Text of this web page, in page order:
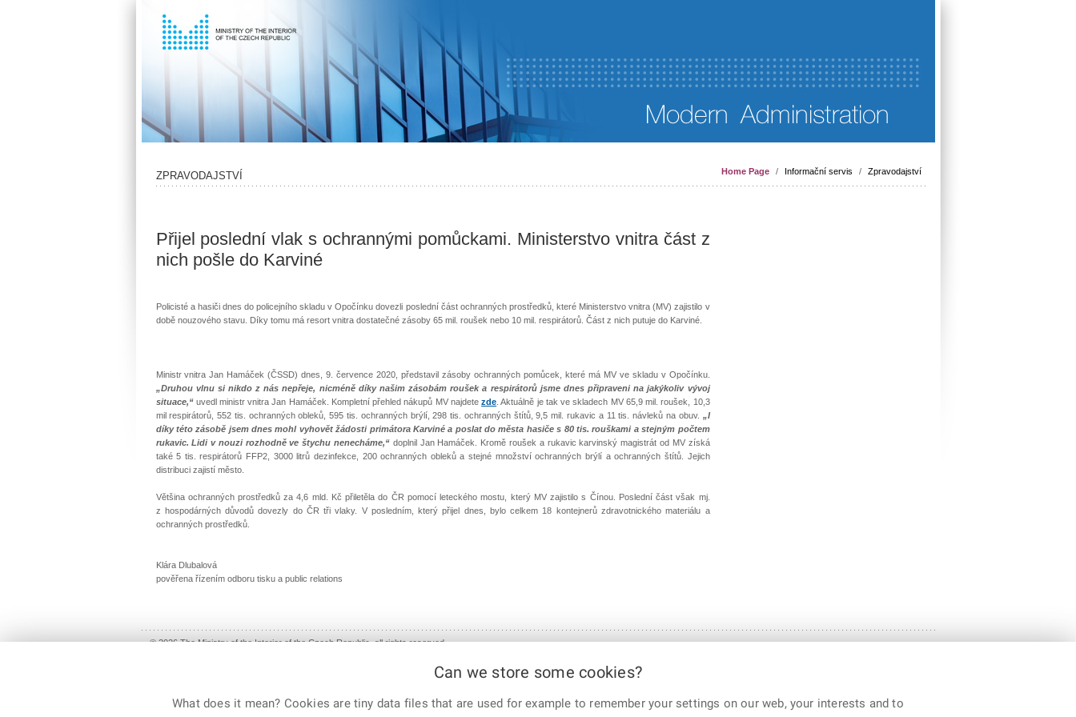
Home Page / Informační servis / Zpravodajství
ZPRAVODAJSTVÍ
Přijel poslední vlak s ochrannými pomůckami. Ministerstvo vnitra část z
nich pošle do Karviné
Policisté a hasiči dnes do policejního skladu v Opočínku dovezli poslední část ochranných prostředků, které Ministerstvo vnitra (MV) zajistilo v
době nouzového stavu. Díky tomu má resort vnitra dostatečné zásoby 65 mil. roušek nebo 10 mil. respirátorů. Část z nich putuje do Karviné.
Ministr vnitra Jan Hamáček (ČSSD) dnes, 9. července 2020, představil zásoby ochranných pomůcek, které má MV ve skladu v Opočínku.
„Druhou vlnu si nikdo z nás nepřeje, nicméně díky našim zásobám roušek a respirátorů jsme dnes připraveni na jakýkoliv vývoj
situace,“ uvedl ministr vnitra Jan Hamáček. Kompletní přehled nákupů MV najdetezde . Aktuálně je tak ve skladech MV 65,9 mil. roušek, 10,3
mil respirátorů, 552 tis. ochranných obleků, 595 tis. ochranných brýlí, 298 tis. ochranných štítů, 9,5 mil. rukavic a 11 tis. návleků na obuv. „I
díky této zásobě jsem dnes mohl vyhovět žádosti primátora Karviné a poslat do města hasiče s 80 tis. rouškami a stejným počtem
rukavic. Lidi v nouzi rozhodně ve štychu nenecháme,“ doplnil Jan Hamáček. Kromě roušek a rukavic karvinský magistrát od MV získá
také 5 tis. respirátorů FFP2, 3000 litrů dezinfekce, 200 ochranných obleků a stejné množství ochranných brýlí a ochranných štítů. Jejich
distribuci zajistí město.
Většina ochranných prostředků za 4,6 mld. Kč přiletěla do ČR pomocí leteckého mostu, který MV zajistilo s Čínou. Poslední část však mj.
z hospodárných důvodů dovezly do ČR tři vlaky. V posledním, který přijel dnes, bylo celkem 18 kontejnerů zdravotnického materiálu a
ochranných prostředků.
Klára Dlubalová
pověřena řízením odboru tisku a public relations
© 2026 The Ministry of the Interior of the Czech Republic, all rights reserved
Can we store some cookies?
What does it mean? Cookies are tiny data files that are used for example to remember your settings on our web, your interests and to